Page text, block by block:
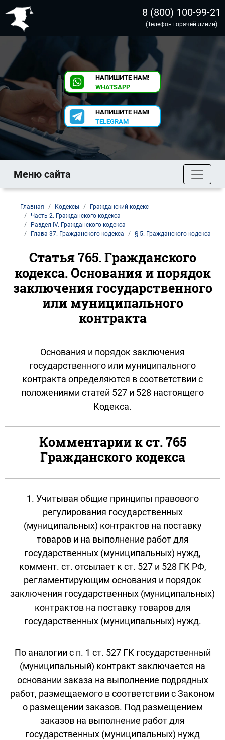
8 (800) 100-99-21
(Телефон горячей линии)
НАПИШИТЕ НАМ!
WHATSAPP
НАПИШИТЕ НАМ!
TELEGRAM
Меню сайта
Главная Кодексы
Гражданский кодекс
Часть 2. Гражданского кодекса
Раздел IV. Гражданского кодекса
Глава 37. Гражданского кодекса
§ 5. Гражданского кодекса
Статья 765. Гражданского
кодекса. Основания и порядок
заключения государственного
или муниципального
контракта
Основания и порядок заключения
государственного или муниципального
контракта определяются в соответствии с
положениями статей 527 и 528 настоящего
Кодекса.
Комментарии к ст. 765
Гражданского кодекса
1. Учитывая общие принципы правового
регулирования государственных
(муниципальных) контрактов на поставку
товаров и на выполнение работ для
государственных (муниципальных) нужд,
коммент. ст. отсылает к ст. 527 и 528 ГК РФ,
регламентирующим основания и порядок
заключения государственных (муниципальных)
контрактов на поставку товаров для
государственных (муниципальных) нужд.
По аналогии с п. 1 ст. 527 ГК государственный
(муниципальный) контракт заключается на
основании заказа на выполнение подрядных
работ, размещаемого в соответствии с Законом
о размещении заказов. Под размещением
заказов на выполнение работ для
государственных (муниципальных) нужд